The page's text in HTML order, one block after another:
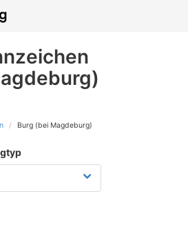
Burg (bei Magdeburg)